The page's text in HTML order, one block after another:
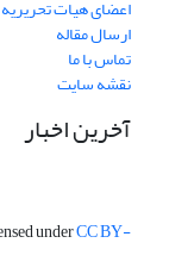
اعضای هیات تحریریه
ارسال مقاله
تماس با ما
نقشه سایت
آخرین اخبار
underCC BY-